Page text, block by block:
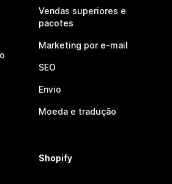
Vendas superiores e
pacotes
Marketing por e-mail
SEO
Envio
Moeda e tradução
Shopify